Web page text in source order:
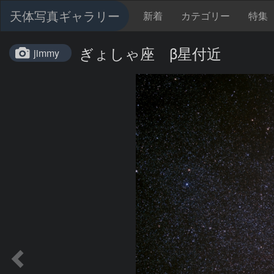
天体写真ギャラリー 新着 カテゴリー 特集
jimmy ぎょしゃ座 β星付近